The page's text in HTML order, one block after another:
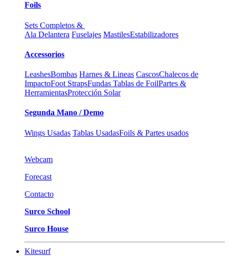
Foils
Sets Completos &
Ala Delantera Fuselajes MastilesEstabilizadores
Accessorios
LeashesBombas Harnes & Lineas CascosChalecos de
ImpactoFoot StrapsFundas Tablas de FoilPartes &
HerramientasProtección Solar
Segunda Mano / Demo
Wings Usadas Tablas UsadasFoils & Partes usados
Webcam
Forecast
Contacto
Surco School
Surco House
Kitesurf